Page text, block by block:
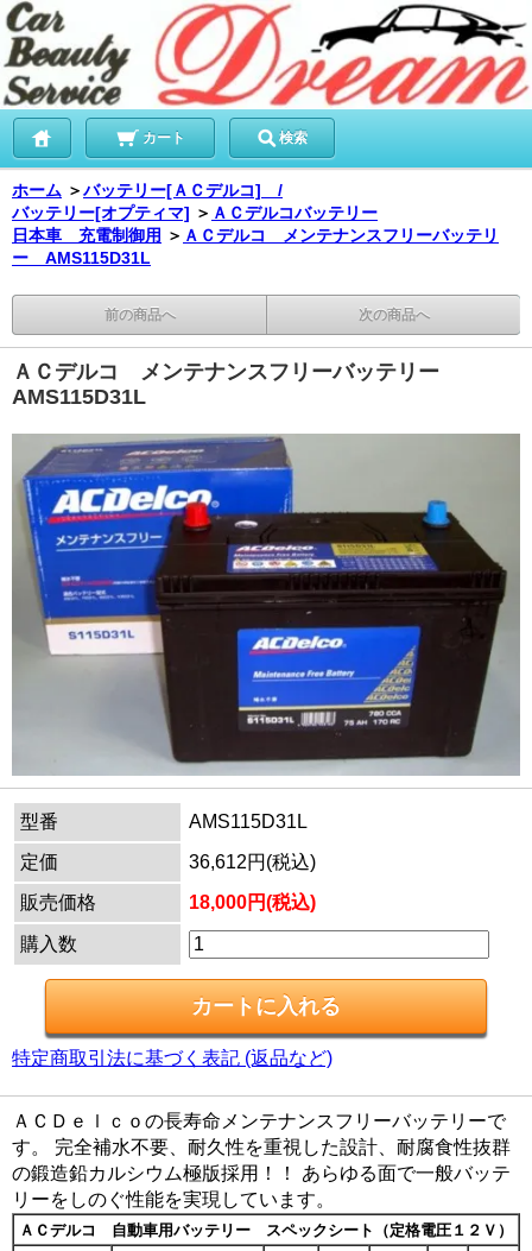
カート 検索
ホーム ＞バッテリー[ＡＣデルコ] /
バッテリー[オプティマ] ＞ ＡＣデルコバッテリー
日本車 充電制御用 ＞ ＡＣデルコ メンテナンスフリーバッテリ
ー AMS115D31L
前の商品へ 次の商品へ
ＡＣデルコ メンテナンスフリーバッテリー
AMS115D31L
型番
AMS115D31L
定価
36,612円(税込)
販売価格
18,000円(税込)
購入数
特定商取引法に基づく表記 (返品など)
ＡＣＤｅｌｃｏの長寿命メンテナンスフリーバッテリーで
す。 完全補水不要、耐久性を重視した設計、耐腐食性抜群
の鍛造鉛カルシウム極版採用！！ あらゆる面で一般バッテ
リーをしのぐ性能を実現しています。
ＡＣデルコ 自動車用バッテリー スペックシート（定格電圧１２Ｖ）